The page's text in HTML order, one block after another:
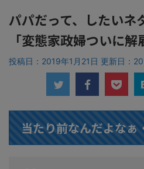
パパだって、したいネ
「変態家政婦ついに解
投稿日：2019年1月21日 更新日：
当たり前なんだよなぁ